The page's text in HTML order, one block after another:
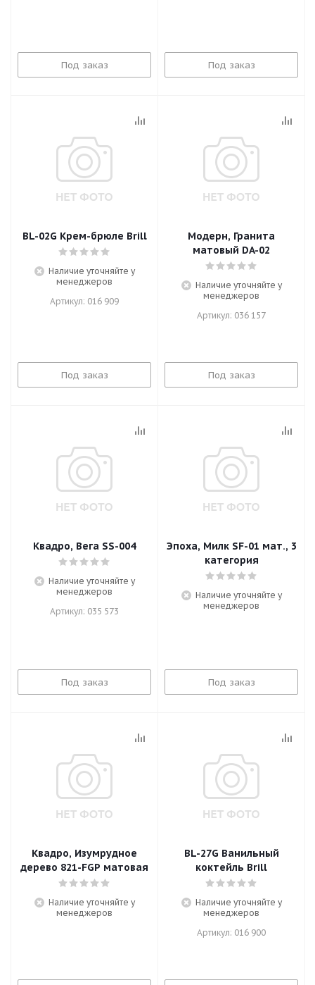
Под заказ Под заказ
BL-02G Крем-брюле Brill
Наличие уточняйте у
менеджеров
Артикул: 016 909
Под заказ
Модерн, Гранита
матовый DA-02
Наличие уточняйте у
менеджеров
Артикул: 036 157
Под заказ
Квадро, Вега SS-004
Наличие уточняйте у
менеджеров
Артикул: 035 573
Под заказ
Эпоха, Милк SF-01 мат., 3
категория
Наличие уточняйте у
менеджеров
Под заказ
Квадро, Изумрудное
дерево 821-FGP матовая
Наличие уточняйте у
менеджеров
BL-27G Ванильный
коктейль Brill
Наличие уточняйте у
менеджеров
Артикул: 016 900